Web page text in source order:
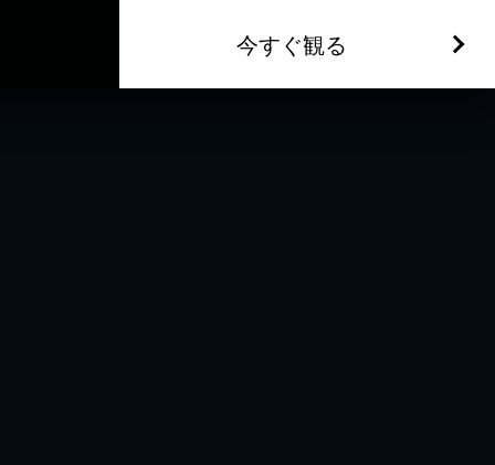
今すぐ観る